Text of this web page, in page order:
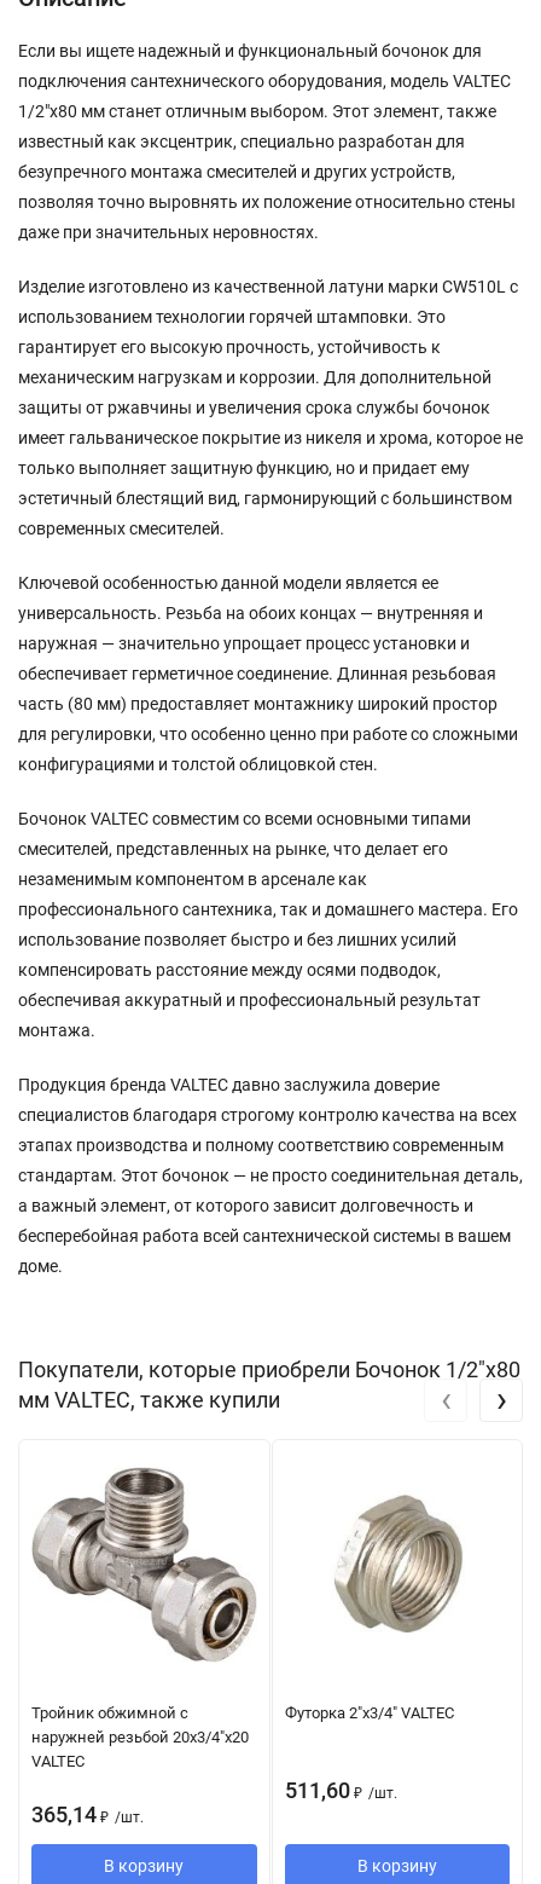
Если вы ищете надежный и функциональный бочонок для
подключения сантехнического оборудования, модель VALTEC
1/2"х80 мм станет отличным выбором. Этот элемент, также
известный как эксцентрик, специально разработан для
безупречного монтажа смесителей и других устройств,
позволяя точно выровнять их положение относительно стены
даже при значительных неровностях.
Изделие изготовлено из качественной латуни марки CW510L с
использованием технологии горячей штамповки. Это
гарантирует его высокую прочность, устойчивость к
механическим нагрузкам и коррозии. Для дополнительной
защиты от ржавчины и увеличения срока службы бочонок
имеет гальваническое покрытие из никеля и хрома, которое не
только выполняет защитную функцию, но и придает ему
эстетичный блестящий вид, гармонирующий с большинством
современных смесителей.
Ключевой особенностью данной модели является ее
универсальность. Резьба на обоих концах — внутренняя и
наружная — значительно упрощает процесс установки и
обеспечивает герметичное соединение. Длинная резьбовая
часть (80 мм) предоставляет монтажнику широкий простор
для регулировки, что особенно ценно при работе со сложными
конфигурациями и толстой облицовкой стен.
Бочонок VALTEC совместим со всеми основными типами
смесителей, представленных на рынке, что делает его
незаменимым компонентом в арсенале как
профессионального сантехника, так и домашнего мастера. Его
использование позволяет быстро и без лишних усилий
компенсировать расстояние между осями подводок,
обеспечивая аккуратный и профессиональный результат
монтажа.
Продукция бренда VALTEC давно заслужила доверие
специалистов благодаря строгому контролю качества на всех
этапах производства и полному соответствию современным
стандартам. Этот бочонок — не просто соединительная деталь,
а важный элемент, от которого зависит долговечность и
бесперебойная работа всей сантехнической системы в вашем
доме.
Покупатели, которые приобрели Бочонок 1/2"х80
мм VALTEC, также купили
Тройник обжимной с
наружней резьбой 20х3/4"х20
VALTEC
365,14 ₽ /шт.
В корзину
Футорка 2"х3/4" VALTEC
511,60 ₽ /шт.
В корзину
‹ ›